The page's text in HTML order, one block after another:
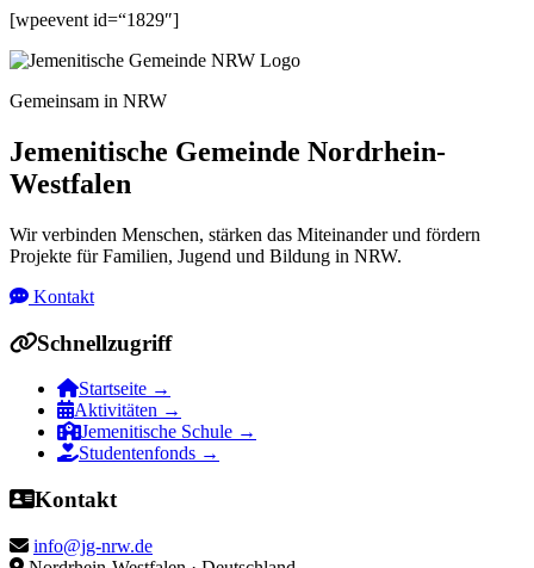
[wpeevent id=“1829″]
Gemeinsam in NRW
Jemenitische Gemeinde Nordrhein-
Westfalen
Wir verbinden Menschen, stärken das Miteinander und fördern
Projekte für Familien, Jugend und Bildung in NRW.
Kontakt
Schnellzugriff
Startseite →
Aktivitäten →
Jemenitische Schule →
Studentenfonds →
Kontakt
info@jg-nrw.de